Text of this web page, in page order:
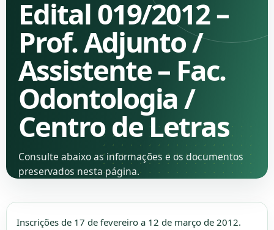
Edital 019/2012 –
Prof. Adjunto /
Assistente – Fac.
Odontologia /
Centro de Letras
Consulte abaixo as informações e os documentos
preservados nesta página.
Inscrições de 17 de fevereiro a 12 de março de 2012.